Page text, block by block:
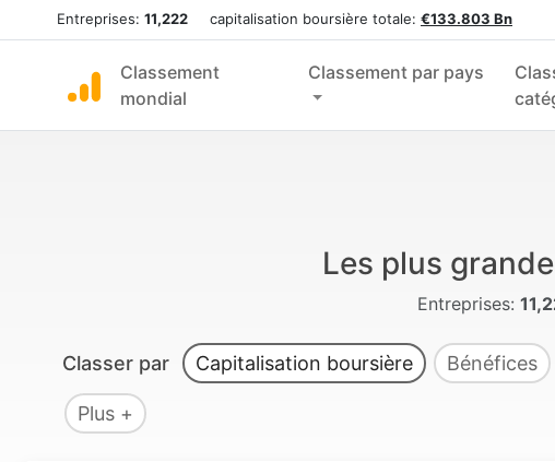
Entreprises: 11,222 capitalisation boursière totale: €133.803 Bn
Classement
mondial
Classement par pays
Les plus
Entreprises:
Classer par Capitalisation boursière Bénéfices
Plus +